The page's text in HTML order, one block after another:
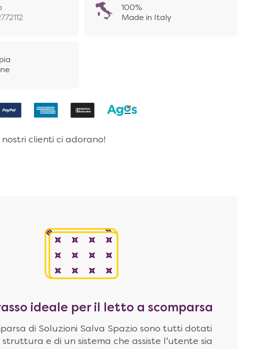
100%
Made in Italy
I nostri clienti ci adorano!
ideale per il letto a scomparsa
di Soluzioni Salva Spazio sono tutti dotati
struttura e di un sistema che assiste l'utente sia